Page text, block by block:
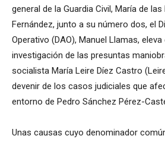
general de la Guardia Civil, María de
Fernández, junto a su número dos, el
Operativo (DAO), Manuel Llamas,
investigación de las presuntas
socialista María Leire Díez Castro
devenir de los casos judiciales que
entorno de Pedro Sánchez Pérez-
Unas causas cuyo denominador